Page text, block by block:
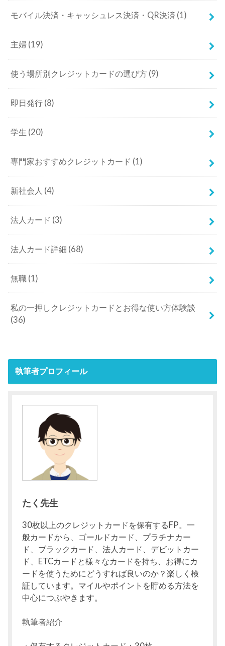
モバイル決済・キャッシュレス決済・QR決済 (1)
主婦 (19)
使う場所別クレジットカードの選び方 (9)
即日発行 (8)
学生 (20)
専門家おすすめクレジットカード (1)
新社会人 (4)
法人カード (3)
法人カード詳細 (68)
無職 (1)
私の一押しクレジットカードとお得な使い方体験談
(36)
執筆者プロフィール
たく先生
30枚以上のクレジットカードを保有するFP。一
般カードから、ゴールドカード、プラチナカー
ド、ブラックカード、法人カード、デビットカー
ド、ETCカードと様々なカードを持ち、お得にカ
ードを使うためにどうすれば良いのか？楽しく検
証しています。マイルやポイントを貯める方法を
中心につぶやきます。
執筆者紹介